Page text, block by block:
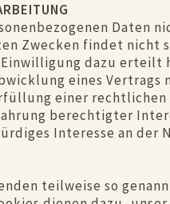
Daten
Zwecken findet
dazu erteilt
eines
einer
berechtigter
Interesse an der
teilweise so